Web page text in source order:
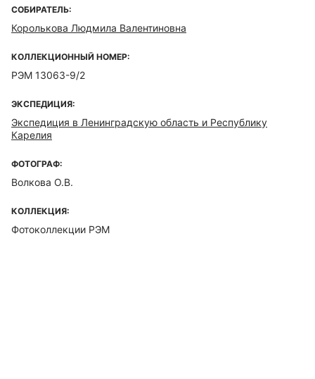
СОБИРАТЕЛЬ:
Королькова Людмила Валентиновна
КОЛЛЕКЦИОННЫЙ НОМЕР:
РЭМ 13063-9/2
ЭКСПЕДИЦИЯ:
Экспедиция в Ленинградскую область и Республику
Карелия
ФОТОГРАФ:
Волкова О.В.
КОЛЛЕКЦИЯ:
Фотоколлекции РЭМ